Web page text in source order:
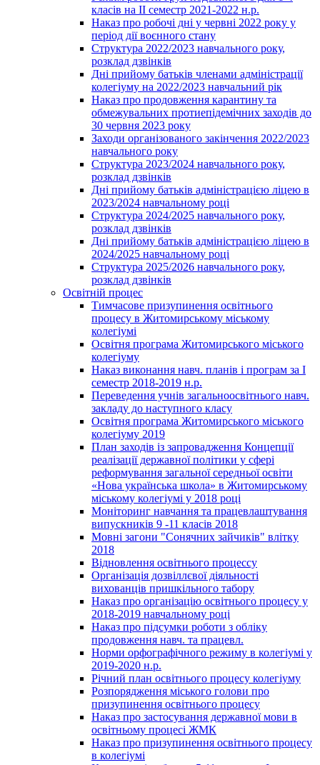
класів на ІІ семестр 2021-2022 н.р.
Наказ про робочі дні у червні 2022 року у
період дії воєнного стану
Структура 2022/2023 навчального року,
розклад дзвінків
Дні прийому батьків членами адміністрації
колегіуму на 2022/2023 навчальний рік
Наказ про продовження карантину та
обмежувальних протиепідемічних заходів до
30 червня 2023 року
Заходи організованого закінчення 2022/2023
навчального року
Структура 2023/2024 навчального року,
розклад дзвінків
Дні прийому батьків адміністрацією ліцею в
2023/2024 навчальному році
Структура 2024/2025 навчального року,
розклад дзвінків
Дні прийому батьків адміністрацією ліцею в
2024/2025 навчальному році
Структура 2025/2026 навчального року,
розклад дзвінків
Освітній процес
Тимчасове призупинення освітнього
процесу в Житомирському міському
колегіумі
Освітня програма Житомирського міського
колегіуму
Наказ виконання навч. планів і програм за І
семестр 2018-2019 н.р.
Переведення учнів загальноосвітнього навч.
закладу до наступного класу
Освітня програма Житомирського міського
колегіуму 2019
План заходів із запровадження Концепції
реалізації державної політики у сфері
реформування загальної середньої освіти
«Нова українська школа» в Житомирському
міському колегіумі у 2018 році
Моніторинг навчання та працевлаштування
випускників 9 -11 класів 2018
Мовні загони "Сонячних зайчиків" влітку
2018
Відновлення освітнього процессу
Організація дозвіллєвої діяльності
вихованців пришкільного табору
Наказ про організацію освітнього процесу у
2018-2019 навчальному році
Наказ про підсумки роботи з обліку
продовження навч. та працевл.
Норми орфографічного режиму в колегіумі у
2019-2020 н.р.
Річний план освітнього процесу колегіуму
Розпорядження міського голови про
призупинення освітнього процесу
Наказ про застосування державної мови в
освітньому процесі ЖМК
Наказ про призупинення освітнього процесу
в колегіумі